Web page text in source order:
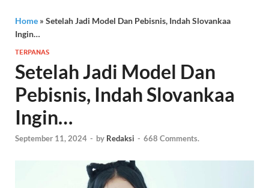
Home » Setelah Jadi Model Dan Pebisnis, Indah Slovankaa
Ingin…
TERPANAS
Setelah Jadi Model Dan
Pebisnis, Indah Slovankaa
Ingin…
September 11, 2024 - by Redaksi - 668 Comments.